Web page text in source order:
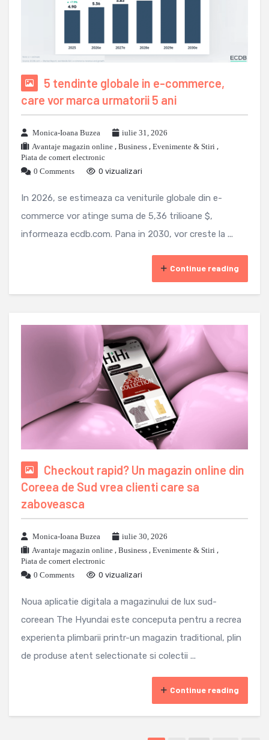
5 tendinte globale in e-commerce,
care vor marca urmatorii 5 ani
Monica-Ioana Buzea
iulie 31, 2026
Avantaje magazin online , Business , Evenimente & Stiri ,
Piata de comert electronic
0 Comments
0 vizualizari
In 2026, se estimeaza ca veniturile globale din e-
commerce vor atinge suma de 5,36 trilioane $,
informeaza ecdb.com. Pana in 2030, vor creste la ...
Continue reading
Checkout rapid? Un magazin online din
Coreea de Sud vrea clienti care sa
zaboveasca
Monica-Ioana Buzea
iulie 30, 2026
Avantaje magazin online , Business , Evenimente & Stiri ,
Piata de comert electronic
0 Comments
0 vizualizari
Noua aplicatie digitala a magazinului de lux sud-
coreean The Hyundai este conceputa pentru a recrea
experienta plimbarii printr-un magazin traditional, plin
de produse atent selectionate si colectii ...
Continue reading